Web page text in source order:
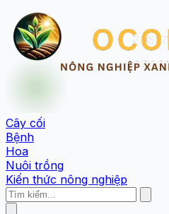
Cây cối
Bệnh
Hoa
Nuôi trồng
Kiến thức nông nghiệp